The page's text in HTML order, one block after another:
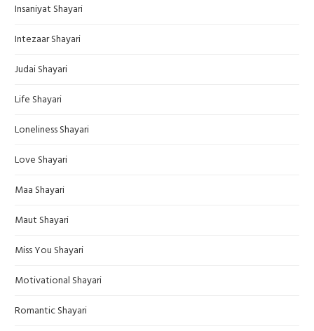
Insaniyat Shayari
Intezaar Shayari
Judai Shayari
Life Shayari
Loneliness Shayari
Love Shayari
Maa Shayari
Maut Shayari
Miss You Shayari
Motivational Shayari
Romantic Shayari